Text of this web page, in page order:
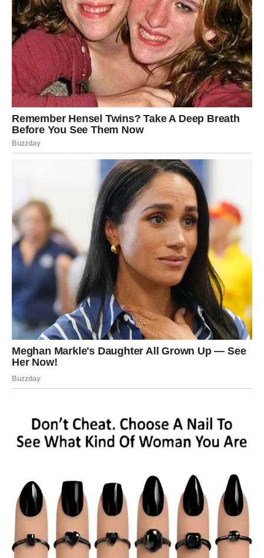
Rakovi osećaju iscrpljenost. Kao da su prošli kroz čitav
spektar emocija u kratkom vremenskom periodu. Ovaj
umor nije fizički, već duboko emotivan.
Postoji jaka potreba za povlačenjem, za tišinom i
distancom od svega što izaziva dodatni stres. Međutim,
okolnosti neće uvek dozvoliti potpuni mir, što dodatno
pojačava osećaj unutrašnjeg konflikta.
IZNENAĐENJA KOJA MENJAJU
TOK VIKENDA
Neočekivane vesti i nagle odluke
Jedan od ključnih trenutaka ovog vikenda dolazi kroz vest
svakako izazvati snažnu reakciju.
bez mnogo vremena za razmišljanje. To dodatno pojačava
osećaj pritiska, jer će svaki izbor nositi određene
posledice.
Sudbinski preokret koji ostavlja trag